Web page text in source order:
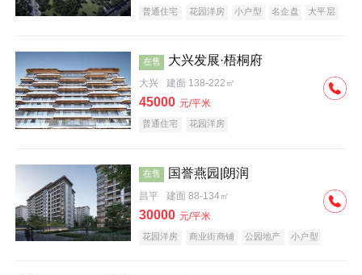
普通住宅 花园洋房 小户型 名企盘 大平层
在售 大兴发展·梧桐府
大兴 建面 138-222㎡
45000 元/平米
普通住宅 花园洋房
在售 国誉燕园|朗润
昌平 建面 88-134㎡
30000 元/平米
花园洋房 商业街商铺 公园地产
小户型